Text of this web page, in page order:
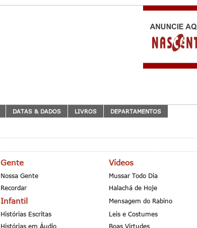
DATAS & DADOS LIVROS DEPARTAMENTOS
Gente Vídeos
Nossa Gente
Mussar Todo Dia
Recordar
Halachá de Hoje
Infantil
Mensagem do Rabino
Histórias Escritas
Leis e Costumes
Histórias em Áudio
Boas Virtudes